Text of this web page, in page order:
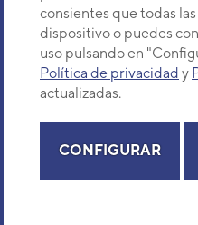
consientes que todas
dispositivo o puedes
uso pulsando en
Política de privacidad y
actualizadas.
CONFIGURAR
Selecciona provincia